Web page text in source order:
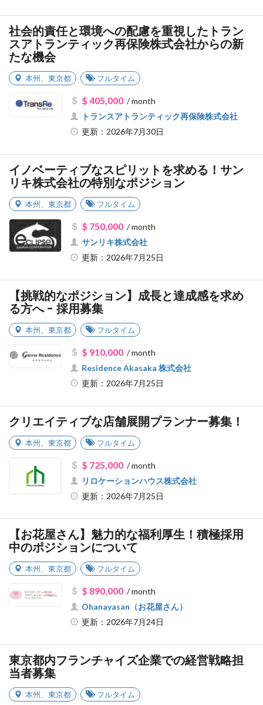
社会的責任と環境への配慮を重視したトラン
スアトランティック再保険株式会社からの新
たな機会
本州 東京都 フルタイム
$ 405,000/ month
トランスアトランティック再保険株式会社
更新：2026年7月30日
イノベーティブなスピリットを求める！サン
リキ株式会社の特別なポジション
本州 東京都 フルタイム
$ 750,000/ month
サンリキ株式会社
更新：2026年7月25日
【挑戦的なポジション】成長と達成感を求め
る方へ - 採用募集
本州 東京都 フルタイム
$ 910,000/ month
Residence Akasaka 株式会社
更新：2026年7月25日
クリエイティブな店舗展開プランナー募集！
本州 東京都 フルタイム
$ 725,000/ month
リロケーションハウス株式会社
更新：2026年7月25日
【お花屋さん】魅力的な福利厚生！積極採用
中のポジションについて
本州 東京都 フルタイム
$ 890,000/ month
Ohanayasan（お花屋さん）
更新：2026年7月24日
東京都内フランチャイズ企業での経営戦略担
当者募集
本州 東京都 フルタイム